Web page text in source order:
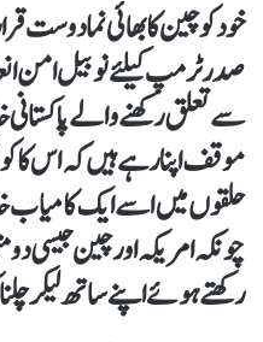
خود کو چین کا بھائی نما دوست
صدر ٹرمپ کیلئے نوبیل امن
سے تعلق رکھنے والے
موقف اپنا رہے ہیں کہ اس کا
حلقوں میں اسے ایک کامیاب
چونکہ امریکہ اور چین جیسی دو
رکھتے ہوئے اپنے ساتھ لیکر